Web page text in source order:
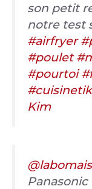
son petit
notre test
#airfryer
#poulet
#pourtoi
Kim